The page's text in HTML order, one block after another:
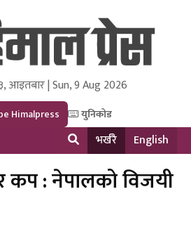
and Research Pvt Ltd.
आइतबार | Sun, 9 Aug 2026
Himalpress युनिकोड
भर्खरै English
कप : नेपालको विजयी